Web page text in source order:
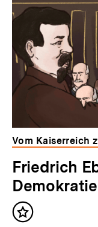
Vom Kaiserreich
Friedrich
Demokratie
Inhalt